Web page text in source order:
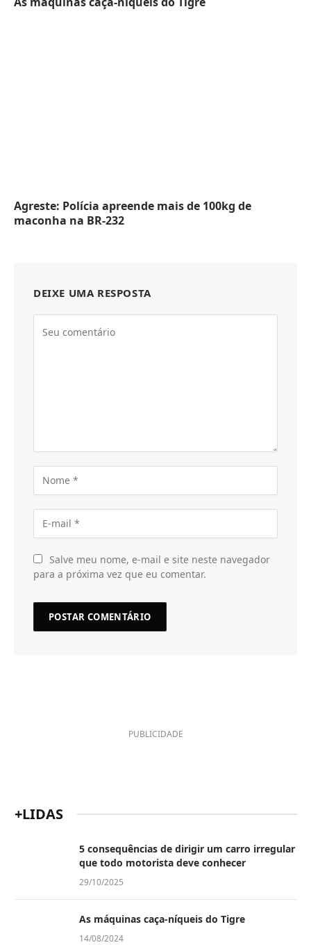
Agreste: Polícia apreende mais de 100kg de
maconha na BR-232
DEIXE UMA RESPOSTA
Salve meu nome, e-mail e site neste navegador
para a próxima vez que eu comentar.
PUBLICIDADE
+LIDAS
5 consequências de dirigir um carro irregular
que todo motorista deve conhecer
29/10/2025
As máquinas caça-níqueis do Tigre
14/08/2024